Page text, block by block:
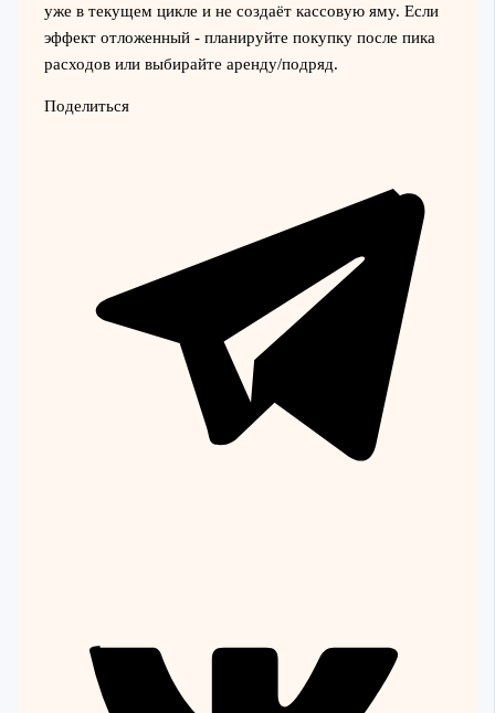
уже в текущем цикле и не создаёт кассовую яму. Если
эффект отложенный - планируйте покупку после пика
расходов или выбирайте аренду/подряд.
Поделиться